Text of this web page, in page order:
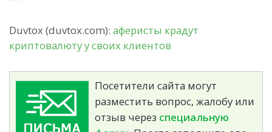
Duvtox (duvtox.com): аферисты крадут
криптовалюту у своих клиентов
Посетители сайта могут
разместить вопрос, жалобу или
отзыв через специальную